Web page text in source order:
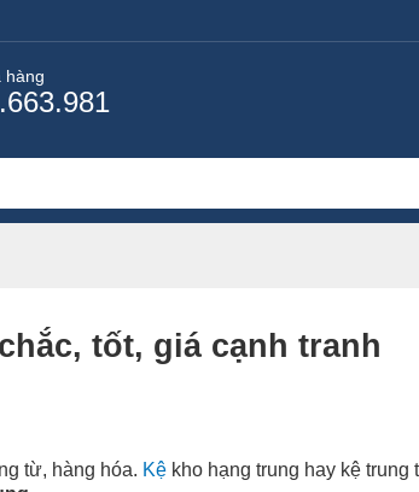
hàng
tốt, giá cạnh tranh
từ, hàng hóa. Kệ kho hạng trung hay kệ trung